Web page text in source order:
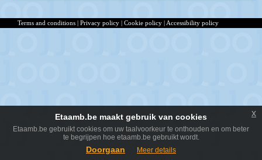
Terms and conditions | Privacy policy | Cookie policy | Accessibility policy
Etaamb.be maakt gebruik van cookies
Etaamb.be gebruikt cookies om uw taalvoorkeur te onthouden en om beter
te begrijpen hoe etaamb.be gebruikt wordt.
Doorgaan Meer details
x